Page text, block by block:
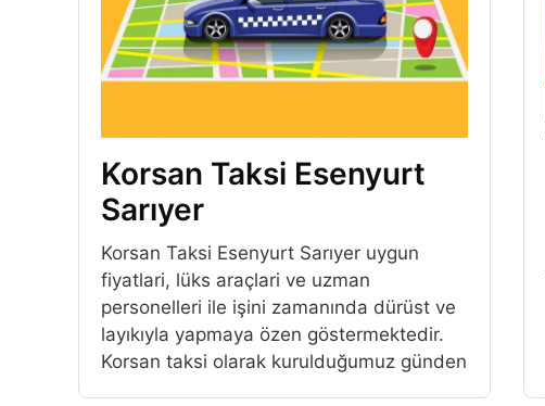
Korsan Taksi Esenyurt
Sarıyer
Korsan Taksi Esenyurt Sarıyer uygun
fiyatlari, lüks araçlari ve uzman
personelleri ile işini zamanında dürüst ve
layıkıyla yapmaya özen göstermektedir.
Korsan taksi olarak kurulduğumuz günden